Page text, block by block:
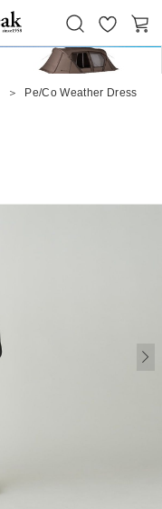
お
気
カ
＞ Pe/Co Weather Dress